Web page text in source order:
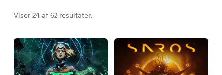
Viser 24 af 62 resultater.